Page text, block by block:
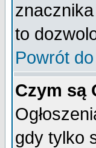
to
Powrót
Czym są
gdy tylko